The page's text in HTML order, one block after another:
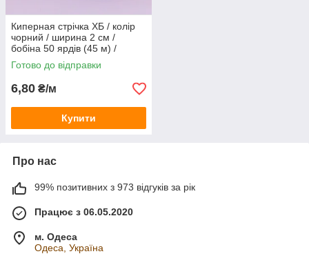
Киперная стрічка ХБ / колір
чорний / ширина 2 см /
бобіна 50 ярдів (45 м) /
замовлення від 1 м
Готово до відправки
6,80 ₴/м
Купити
Про нас
99% позитивних з 973 відгуків за рік
Працює з 06.05.2020
м. Одеса
Одеса, Україна